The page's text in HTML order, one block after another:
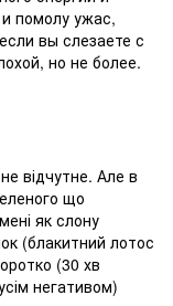
помолу ужас,
вы слезаете с
но не более.
відчутне. Але в
що
як слону
(блакитний лотос
(30 хв
негативом)